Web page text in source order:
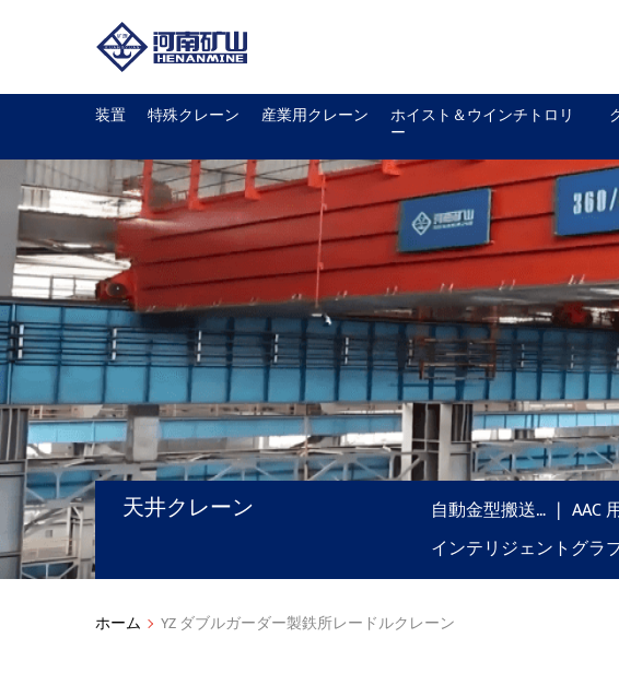
装置
特殊クレーン 産業用クレーン ホイスト＆ウインチトロリ
ー
天井クレーン 自動金型搬送… AAC
インテリジェントグラ
ホーム YZ ダブルガーダー製鉄所レードルクレーン